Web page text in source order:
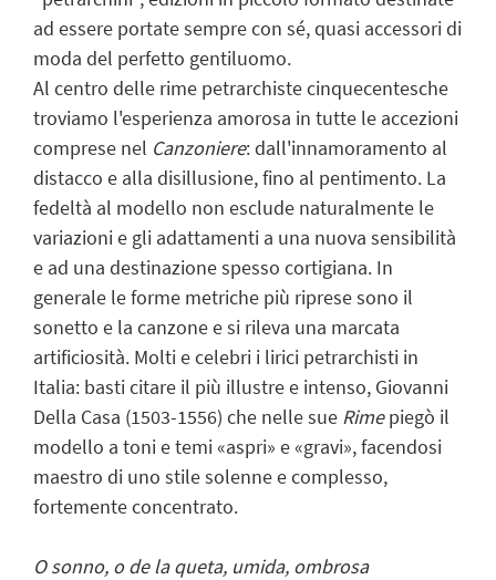
ad essere portate sempre con sé, quasi accessori di
moda del perfetto gentiluomo.
Al centro delle rime petrarchiste cinquecentesche
troviamo l'esperienza amorosa in tutte le accezioni
comprese nel Canzoniere: dall'innamoramento al
distacco e alla disillusione, fino al pentimento. La
fedeltà al modello non esclude naturalmente le
variazioni e gli adattamenti a una nuova sensibilità
e ad una destinazione spesso cortigiana. In
generale le forme metriche più riprese sono il
sonetto e la canzone e si rileva una marcata
artificiosità. Molti e celebri i lirici petrarchisti in
Italia: basti citare il più illustre e intenso, Giovanni
Della Casa (1503-1556) che nelle sue Rimepiegò il
modello a toni e temi «aspri» e «gravi», facendosi
maestro di uno stile solenne e complesso,
fortemente concentrato.
O sonno, o de la queta, umida, ombrosa